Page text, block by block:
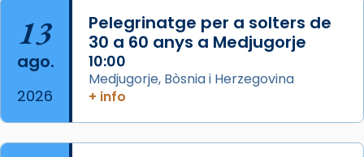
... Ver más
View on Facebook · Share
13
ago.
2026
Pelegrinatge per a solters de
30 a 60 anys a Medjugorje
10:00
Medjugorje, Bòsnia i Herzegovina
+ info